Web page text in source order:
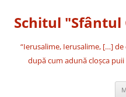
conținut
Schitul "Sfântul
“Ierusalime, Ierusalime, […]
după cum adună cloşca